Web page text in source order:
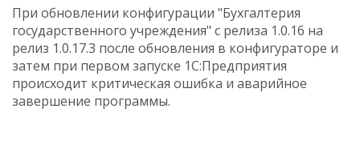
При обновлении конфигурации "Бухгалтерия
государственного учреждения" с релиза 1.0.16 на
релиз 1.0.17.3 после обновления в конфигураторе и
затем при первом запуске 1С:Предприятия
происходит критическая ошибка и аварийное
завершение программы.